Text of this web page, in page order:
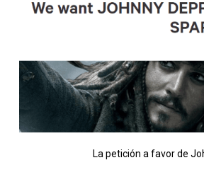
La petición a favor de